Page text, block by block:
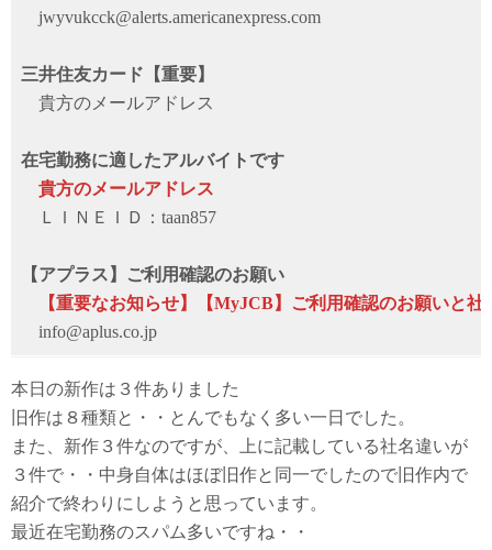
jwyvukcck@alerts.americanexpress.com
三井住友カード【重要】
貴方のメールアドレス
在宅勤務に適したアルバイトです
貴方のメールアドレス
ＬＩＮＥＩＤ：taan857
【アプラス】ご利用確認のお願い
【重要なお知らせ】【MyJCB】ご利用確認のお願いと社
info@aplus.co.jp
本日の新作は３件ありました
旧作は８種類と・・とんでもなく多い一日でした。
また、新作３件なのですが、上に記載している社名違いが
３件で・・中身自体はほぼ旧作と同一でしたので旧作内で
紹介で終わりにしようと思っています。
最近在宅勤務のスパム多いですね・・